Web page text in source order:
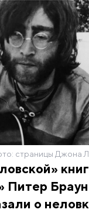
страницы Джона
Питер
о